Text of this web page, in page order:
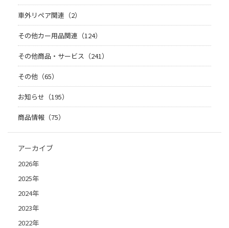
車外リペア関連（2）
その他カー用品関連（124）
その他商品・サービス（241）
その他（65）
お知らせ（195）
商品情報（75）
アーカイブ
2026年
2025年
2024年
2023年
2022年